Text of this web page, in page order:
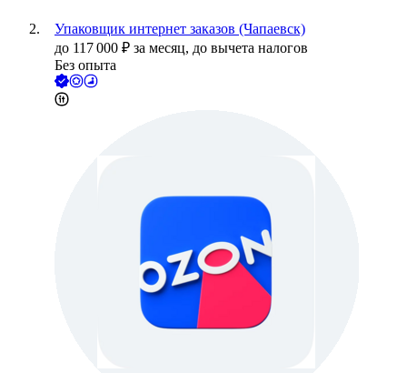
Упаковщик интернет заказов (Чапаевск)
до 117 000 ₽ за месяц, до вычета налогов
Без опыта